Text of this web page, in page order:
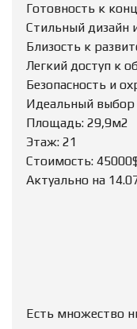
Готовность к
Стильный дизайн
Близость к
Легкий доступ к
Безопасность и
Идеальный выбор
Площадь: 29,9м2
Этаж: 21
Стоимость:
Актуально на
Есть множество